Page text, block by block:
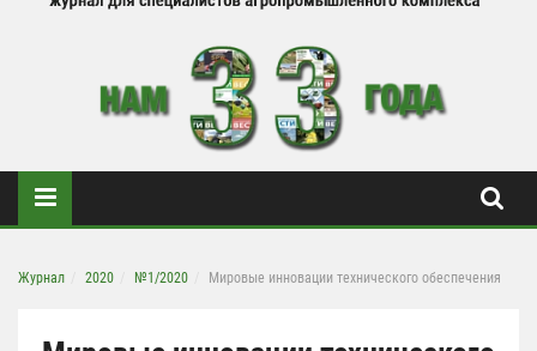
Журнал 2020 №1/2020 Мировые инновации технического обеспечения